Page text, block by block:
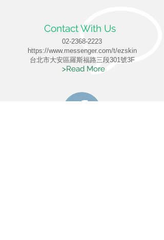
Contact With Us
02-2368-2223
https://www.messenger.com/t/ezskin
​台北市大安區羅斯福路三段301號3F
>Read More